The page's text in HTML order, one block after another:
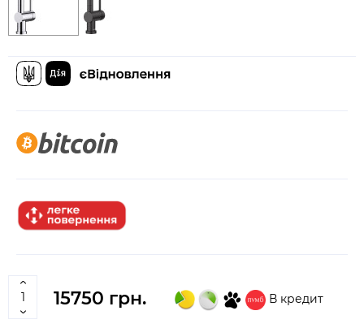
15750 грн. В кредит